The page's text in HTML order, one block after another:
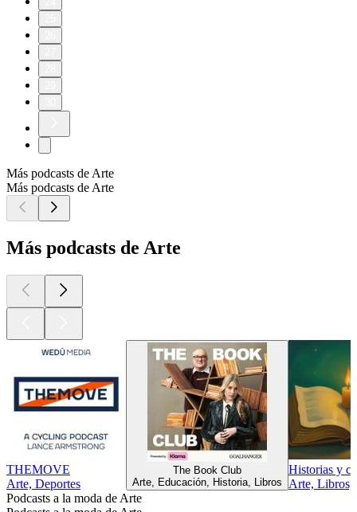
Más podcasts de Arte
Más podcasts de Arte
Más podcasts de Arte
THEMOVE
Arte, Deportes
The Book Club
Arte, Educación, Historia, Libros
Historias y
Arte, Libros,
Podcasts a la moda de Arte